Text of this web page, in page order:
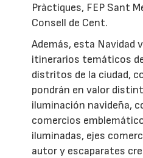
Pràctiques, FEP Sant
Consell de Cent.
Además, esta Navidad
itinerarios temáticos
distritos de la ciudad,
pondrán en valor
iluminación navideña,
comercios
iluminadas, ejes
autor y escaparates